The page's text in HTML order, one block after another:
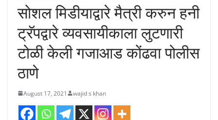
सोशल मिडीयाद्वारे मैत्री करुन हनी
ट्रॅपद्वारे व्यवसायीकाला लुटणारी
टोळी केली गजाआड कोंढवा पोलीस
ठाणे
August 17, 2021 wajid s khan